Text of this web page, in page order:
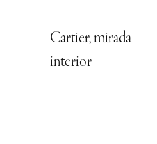
Cartier, mirada
interior